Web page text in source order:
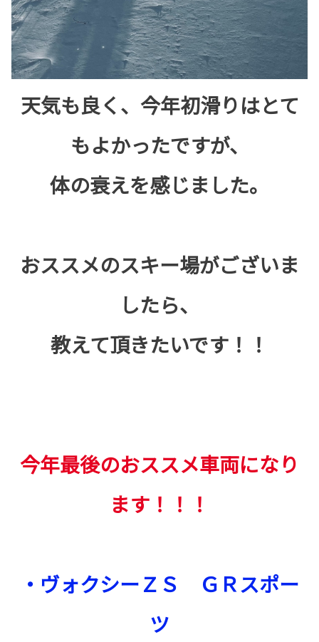
天気も良く、今年初滑りはとて
もよかったですが、
体の衰えを感じました。
おススメのスキー場がございま
したら、
教えて頂きたいです！！
今年最後のおススメ車両になり
ます！！！
・ヴォクシーＺＳ ＧＲスポー
ツ